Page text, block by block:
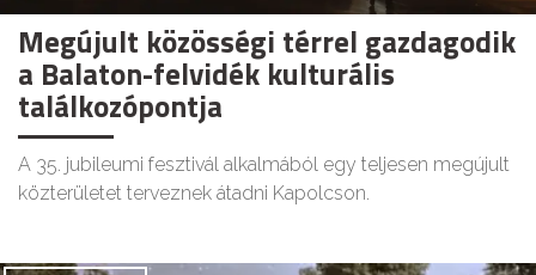
Megújult közösségi térrel gazdagodik
a Balaton-felvidék kulturális
találkozópontja
A 35. jubileumi fesztivál alkalmából egy teljesen megújult
közterületet terveznek átadni Kapolcson.